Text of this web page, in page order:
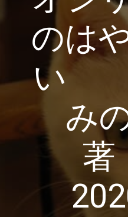
のは
い
み